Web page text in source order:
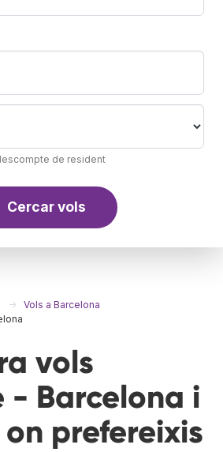
de resident
Cercar vols
Vols a Barcelona
vols
- Barcelona i
prefereixis